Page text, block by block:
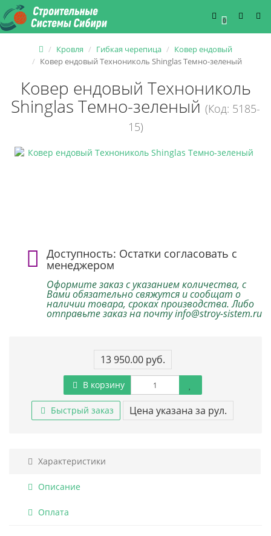
0
Кровля Гибкая черепица
Ковер ендовый
Ковер ендовый Технониколь Shinglas Темно-зеленый
Ковер ендовый Технониколь
Shinglas Темно-зеленый (Код: 5185-
15)
Доступность: Остатки согласовать с
менеджером
Оформите заказ с указанием количества, с
Вами обязательно свяжутся и сообщат о
наличии товара, сроках производства. Либо
отправьте заказ на почту info@stroy-sistem.ru
13 950.00 руб.
В корзину
Быстрый заказ Цена указана за рул.
Характеристики
Описание
Оплата